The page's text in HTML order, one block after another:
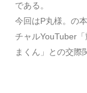
である。
今回はP丸様。の
チャルYouTuber
まくん」との交際